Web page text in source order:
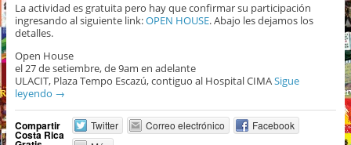
La actividad es gratuita pero hay que confirmar su participación
ingresando al siguiente link:OPEN HOUSE. Abajo les dejamos los
detalles.
Open House
el 27 de setiembre, de 9am en adelante
ULACIT, Plaza Tempo Escazú, contiguo al Hospital CIMASigue
leyendo →
Compartir
Costa Rica
Twitter Correo electrónico
Facebook